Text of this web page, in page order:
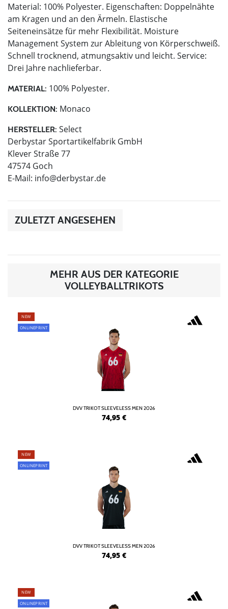
Material: 100% Polyester. Eigenschaften: Doppelnähte
am Kragen und an den Ärmeln. Elastische
Seiteneinsätze für mehr Flexibilität. Moisture
Management System zur Ableitung von Körperschweiß.
Schnell trocknend, atmungsaktiv und leicht. Service:
Drei Jahre nachlieferbar.
MATERIAL: 100% Polyester.
KOLLEKTION: Monaco
HERSTELLER: Select
Derbystar Sportartikelfabrik GmbH
Klever Straße 77
47574 Goch
E-Mail: info@derbystar.de
ZULETZT ANGESEHEN
MEHR AUS DER KATEGORIE
VOLLEYBALLTRIKOTS
NEW
ONLINEPRINT
DVV TRIKOT SLEEVELESS MEN 2026
74,95 €
NEW
ONLINEPRINT
DVV TRIKOT SLEEVELESS MEN 2026
74,95 €
NEW
ONLINEPRINT